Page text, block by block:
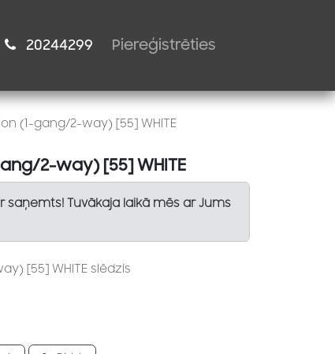
2024​​4299 Piereģistrēties
(1-gang/2-way) [55] WHITE
2-way) [55] WHITE
saņemts! Tuvākaja laikā mēs ar Jums
[55] WHITE slēdzis